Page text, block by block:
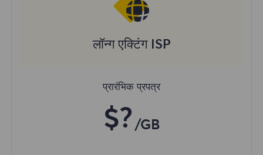
लॉन्ग एक्टिंग ISP
प्रारंभिक प्रपत्र
$? /GB